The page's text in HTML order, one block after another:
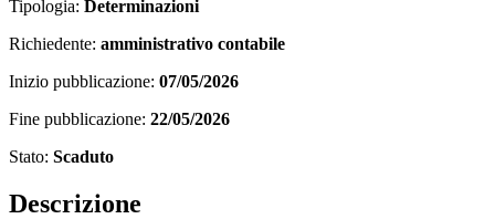
Tipologia: Determinazioni
Richiedente: amministrativo contabile
Inizio pubblicazione: 07/05/2026
Fine pubblicazione: 22/05/2026
Stato: Scaduto
Descrizione